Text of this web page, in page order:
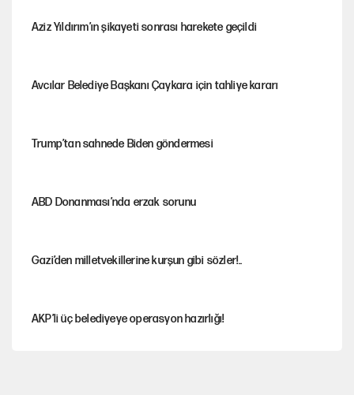
Aziz Yıldırım’ın şikayeti sonrası harekete geçildi
Avcılar Belediye Başkanı Çaykara için tahliye kararı
Trump’tan sahnede Biden göndermesi
ABD Donanması’nda erzak sorunu
Gazi’den milletvekillerine kurşun gibi sözler!..
AKP’li üç belediyeye operasyon hazırlığı!